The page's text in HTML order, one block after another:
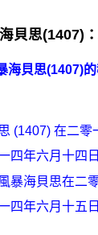
貝思(1407)
海貝思(1407)
(1407) 在二零
四年六月十四
暴海貝思在二
四年六月十五